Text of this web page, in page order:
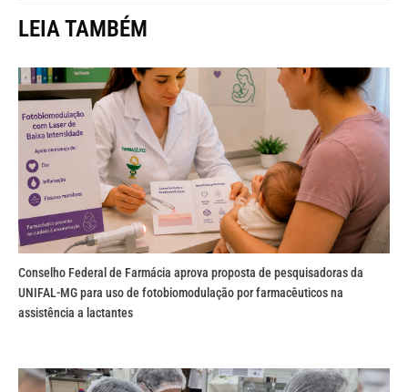
LEIA TAMBÉM
Conselho Federal de Farmácia aprova proposta de pesquisadoras da
UNIFAL-MG para uso de fotobiomodulação por farmacêuticos na
assistência a lactantes